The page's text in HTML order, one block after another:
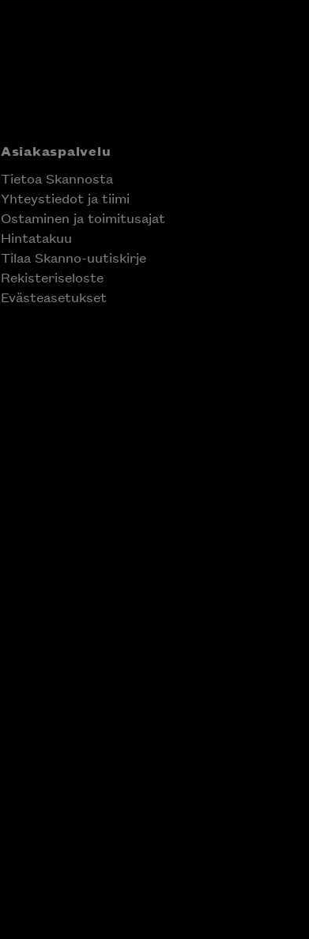
Asiakaspalvelu
Tietoa Skannosta
Yhteystiedot ja tiimi
Ostaminen ja toimitusajat
Hintatakuu
Tilaa Skanno-uutiskirje
Rekisteriseloste
Evästeasetukset